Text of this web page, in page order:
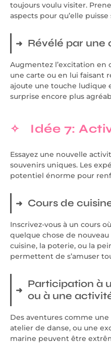
toujours voulu visiter.
aspects pour qu’elle
Révélé par une
Augmentez l’excitation en
une carte ou en lui faisant
ajoute une touche ludique
surprise encore plus
Idée 7:
Essayez une nouvelle
souvenirs uniques. Les
potentiel énorme pour
Cours de
Inscrivez-vous à un cours
quelque chose de
cuisine, la poterie, ou la
permettent de s’amuser
Participation à
ou à une
Des aventures comme
atelier de danse, ou une
marine peuvent être